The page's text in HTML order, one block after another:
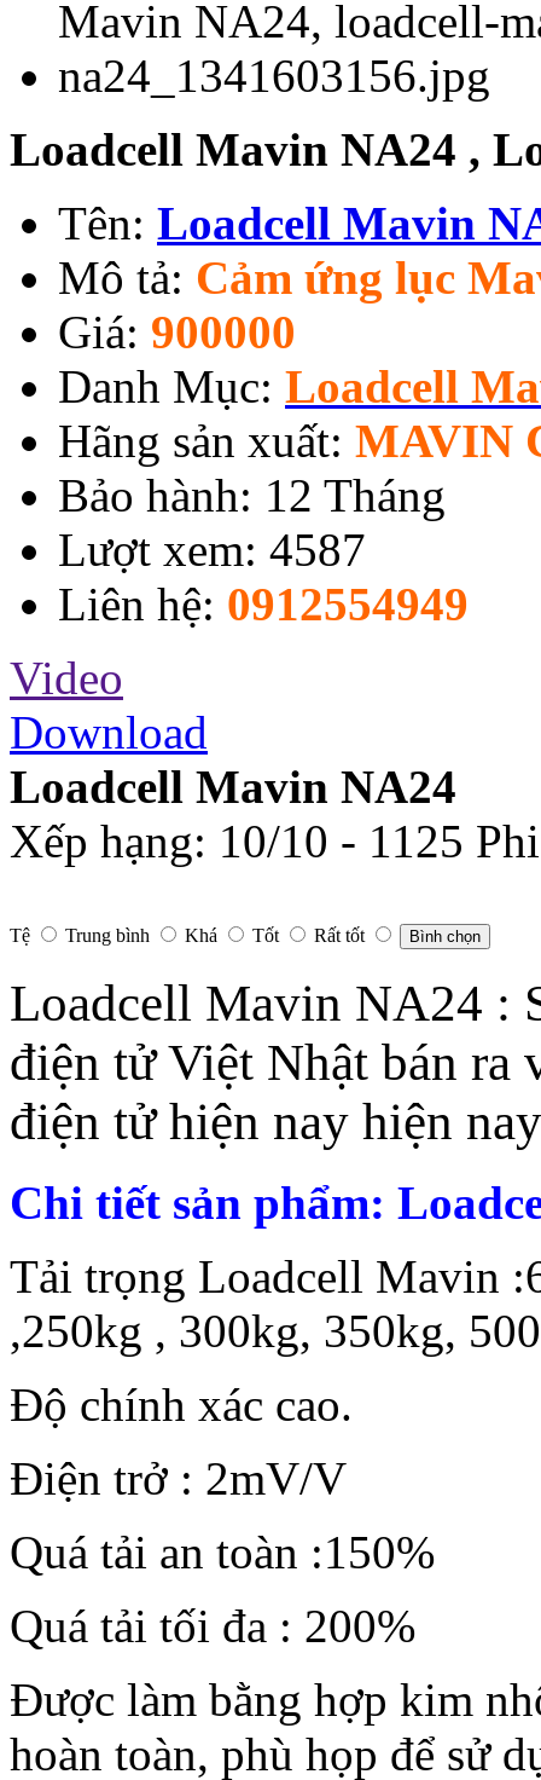
Loadcell Mavin NA24 ,
Tên: Loadcell Mavin
Mô tả: Cảm ứng lục
Giá: 900000
Danh Mục: Loadcell
Hãng sản xuất: MAVIN
Bảo hành: 12 Tháng
Lượt xem: 4587
Liên hệ: 0912554949
Video
Download
Loadcell Mavin NA24
Xếp hạng: 10/10 - 1125
Tệ Trung bình Khá Tốt Rất tốt Bình chọn
Loadcell Mavin NA24 :
điện tử Việt Nhật bán ra
điện tử hiện nay hiện
Chi tiết sản phẩm:
Tải trọng Loadcell Mavin
,250kg , 300kg, 350kg,
Độ chính xác cao.
Điện trở : 2mV/V
Quá tải an toàn :150%
Quá tải tối đa : 200%
Được làm bằng hợp kim
hoàn toàn, phù họp để sử